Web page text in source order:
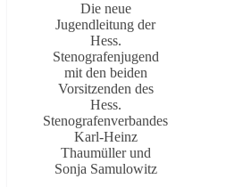
Die neue
Jugendleitung der
Hess.
Stenografenjugend
mit den beiden
Vorsitzenden des
Hess.
Stenografenverbandes
Karl-Heinz
Thaumüller und
Sonja Samulowitz